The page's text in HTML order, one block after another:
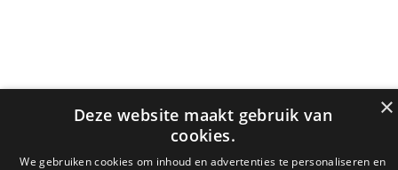
×
Deze website maakt gebruik van
cookies.
We gebruiken cookies om inhoud en advertenties te personaliseren en